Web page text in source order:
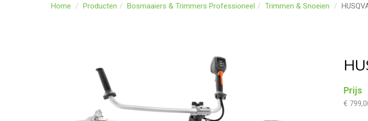
Home Producten Bosmaaiers & Trimmers Professioneel Trimmen & Snoeien
Prijs
€